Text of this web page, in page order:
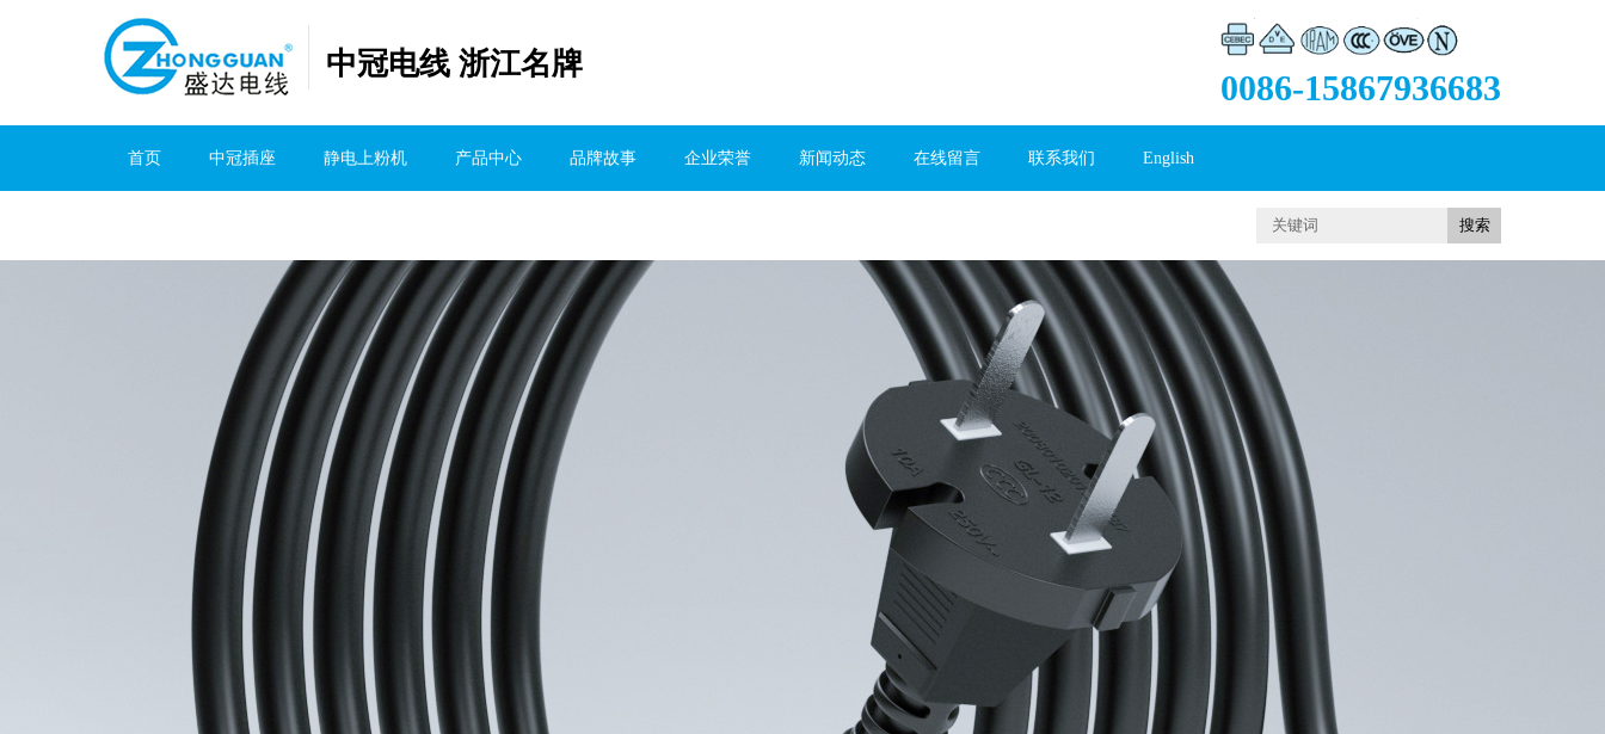
中冠电线 浙江名牌
0086-15867936683
首页 中冠插座 静电上粉机 产品中心 品牌故事 企业荣誉 新闻动态 在线留言 联系我们 English
搜索